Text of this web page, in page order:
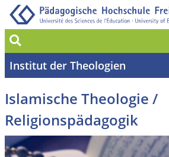
Suche
Institut der Theologien
Islamische Theologie /
Religionspädagogik